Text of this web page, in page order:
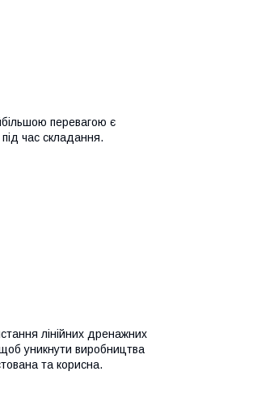
перевагою є
час складання.
лінійних дренажних
уникнути виробництва
та корисна.